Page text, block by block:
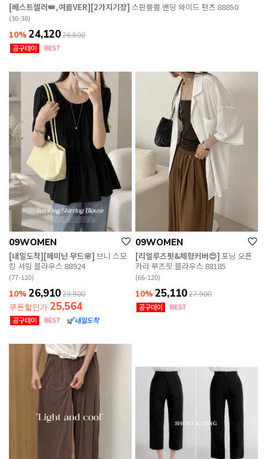
[베스트셀러👑,여름VER][2가지기장] 스판뿜뿜 밴딩 와이드 팬츠 88850
(30-38)
10% 24,120 26,800
09WOMEN
[내일도착][페미닌 무드🌸] 브니 스모
킹 셔링 블라우스 88924
(77-120)
10% 26,910 29,900
쿠폰할인가 25,564
09WOMEN
[리얼루즈핏&체형커버😍] 포닝 오픈
카라 루즈핏 블라우스 88185
(66-120)
10% 25,110 27,900